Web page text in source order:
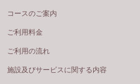
コースのご案内
ご利用料金
ご利用の流れ
施設及びサービスに関する内容